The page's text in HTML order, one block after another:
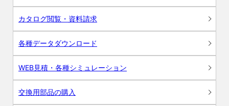
カタログ閲覧・資料請求
各種データダウンロード
WEB見積・各種シミュレーション
交換用部品の購入